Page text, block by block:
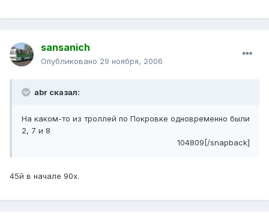
sansanich
Опубликовано 29 ноября, 2006
abr сказал:
На каком-то из троллей по Покровке одновременно были
2, 7 и 8
104809[/snapback]
45й в начале 90х.